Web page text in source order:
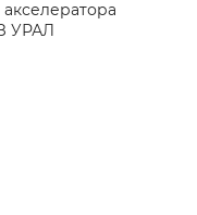
УРАЛ